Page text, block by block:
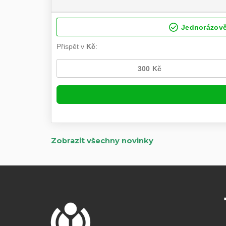
Zobrazit všechny novinky